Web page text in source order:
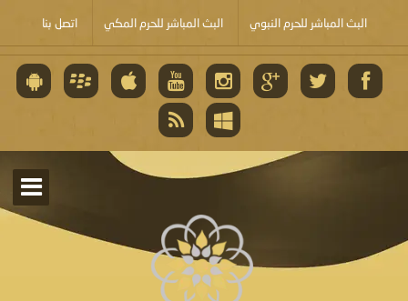
البث المباشر للحرم النبوي البث المباشر للحرم المكي اتصل بنا